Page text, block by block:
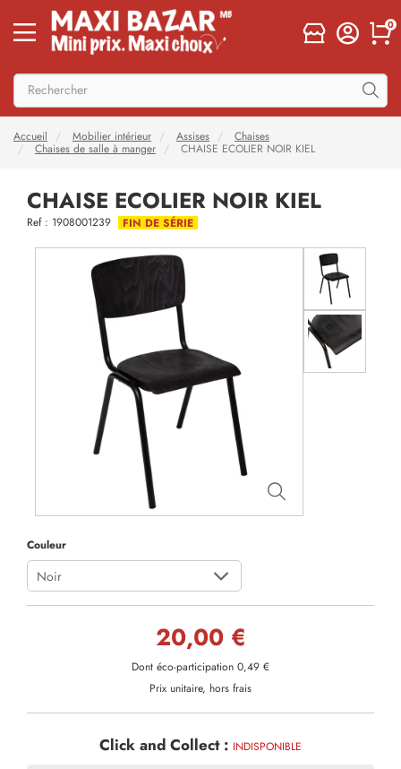
0
Accueil Mobilier intérieur Assises
Chaises
Chaises de salle à manger
CHAISE ECOLIER NOIR KIEL
CHAISE ECOLIER NOIR KIEL
Ref : 1908001239 FIN DE SÉRIE
Couleur
Noir
20,00 €
Dont éco-participation 0,49 €
Prix unitaire, hors frais
Click and Collect : INDISPONIBLE